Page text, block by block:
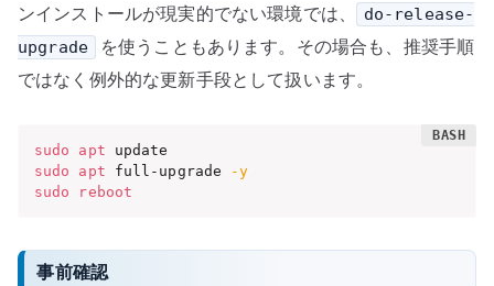
ンインストールが現実的でない環境では、
do-release-
upgrade
を使うこともあります。その場合も、推奨手順
ではなく例外的な更新手段として扱います。
sudo apt
sudo
apt full-upgrade
-y
sudo
reboot
事前確認